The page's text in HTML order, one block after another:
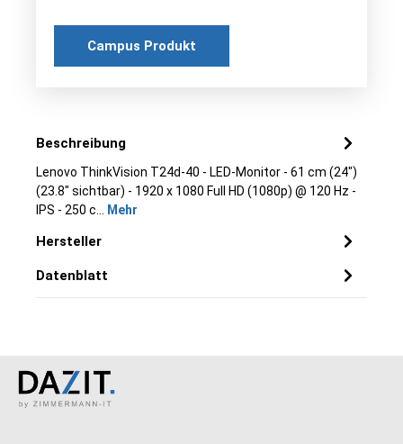
Campus Produkt
Beschreibung
Lenovo ThinkVision T24d-40 - LED-Monitor - 61 cm (24")
(23.8" sichtbar) - 1920 x 1080 Full HD (1080p) @ 120 Hz -
IPS - 250 c… Mehr
Hersteller
Datenblatt